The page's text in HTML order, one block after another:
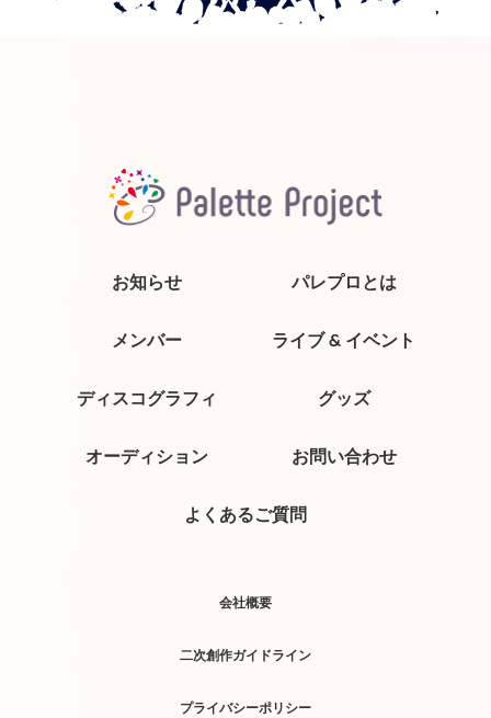
お知らせ パレプロとは
メンバー ライブ & イベント
ディスコグラフィ グッズ
オーディション お問い合わせ
よくあるご質問
会社概要
二次創作ガイドライン
プライバシーポリシー